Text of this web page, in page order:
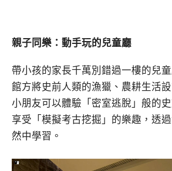
親子同樂：動手玩的兒童廳
帶小孩的家長千萬別錯過一樓的兒童
館方將史前人類的漁獵、農耕生活
小朋友可以體驗「密室逃脫」般的
享受「模擬考古挖掘」的樂趣，透
然中學習。